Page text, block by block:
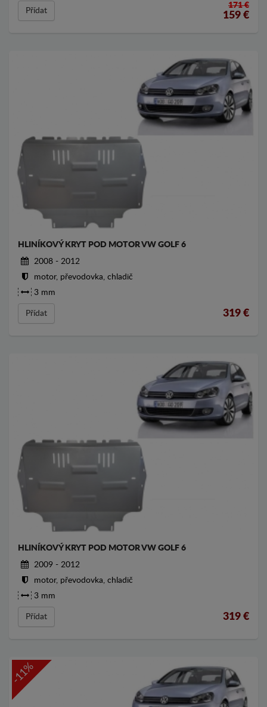
Přídat
171 €
159 €
HLINÍKOVÝ KRYT POD MOTOR VW GOLF 6
2008 - 2012
motor, převodovka, chladič
3 mm
Přídat 319 €
HLINÍKOVÝ KRYT POD MOTOR VW GOLF 6
2009 - 2012
motor, převodovka, chladič
3 mm
Přídat 319 €
-11%